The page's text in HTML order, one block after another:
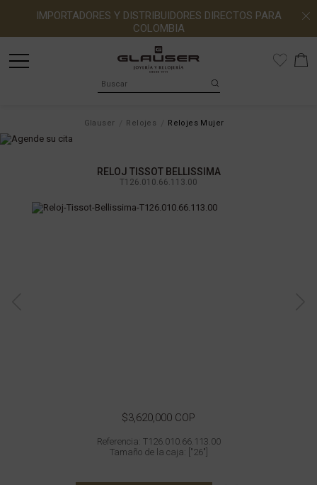
IMPORTADORES Y DISTRIBUIDORES DIRECTOS PARA
COLOMBIA
Glauser Relojes Relojes Mujer
RELOJ TISSOT BELLISSIMA
T126.010.66.113.00
$3,620,000 COP
Referencia: T126.010.66.113.00
Tamaño de la caja: ["26"]